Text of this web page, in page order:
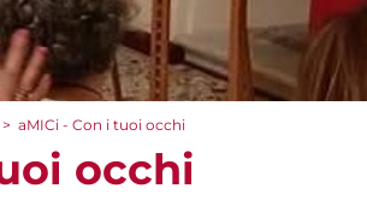
> aMICi - Con i tuoi occhi
occhi